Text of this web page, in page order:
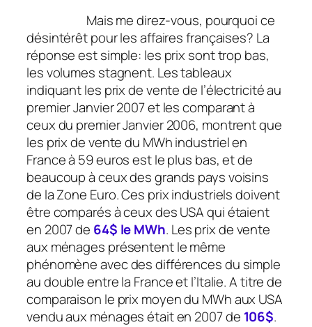
Mais me direz-vous, pourquoi ce
désintérêt pour les affaires françaises? La
réponse est simple: les prix sont trop bas,
les volumes stagnent. Les tableaux
indiquant les prix de vente de l’électricité au
premier Janvier 2007 et les comparant à
ceux du premier Janvier 2006, montrent que
les prix de vente du MWh industriel en
France à 59 euros est le plus bas, et de
beaucoup à ceux des grands pays voisins
de la Zone Euro. Ces prix industriels doivent
être comparés à ceux des USA qui étaient
en 2007 de 64$ le MWh. Les prix de vente
aux ménages présentent le même
phénomène avec des différences du simple
au double entre la France et l’Italie. A titre de
comparaison le prix moyen du MWh aux USA
vendu aux ménages était en 2007 de 106$.